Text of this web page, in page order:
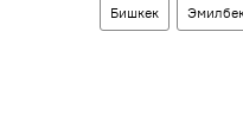
Бишкек